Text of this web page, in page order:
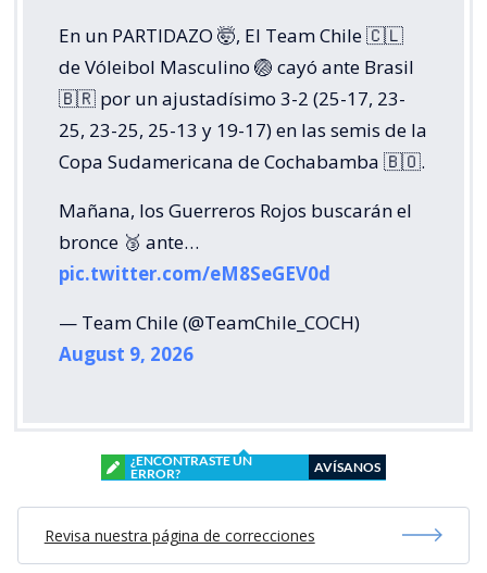
En un PARTIDAZO 🤯, El Team Chile 🇨🇱
de Vóleibol Masculino 🏐 cayó ante Brasil
🇧🇷 por un ajustadísimo 3-2 (25-17, 23-
25, 23-25, 25-13 y 19-17) en las semis de la
Copa Sudamericana de Cochabamba 🇧🇴.
Mañana, los Guerreros Rojos buscarán el
bronce 🥉 ante…
pic.twitter.com/eM8SeGEV0d
— Team Chile (@TeamChile_COCH)
August 9, 2026
¿ENCONTRASTE UN
ERROR?
AVÍSANOS
Revisa nuestra página de correcciones